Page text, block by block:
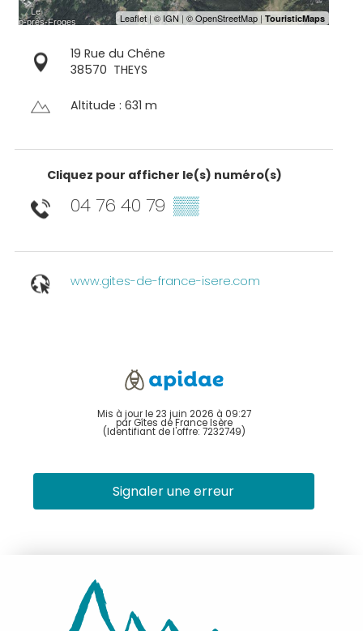
19 Rue du Chêne
38570 THEYS
Altitude : 631 m
Cliquez pour afficher le(s) numéro(s)
04 76 40 79 ▒▒
www.gites-de-france-isere.com
Mis à jour le 23 juin 2026 à 09:27
par Gîtes de France Isère
(Identifiant de l'offre: 7232749)
Signaler une erreur